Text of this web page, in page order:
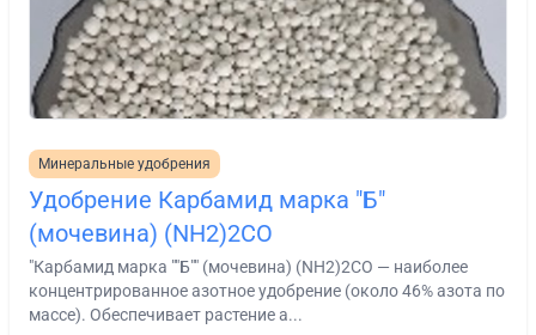
Минеральные удобрения
Удобрение Карбамид марка "Б"
(мочевина) (NH2)2CO
"Карбамид марка ""Б"" (мочевина) (NH2)2CO — наиболее
концентрированное азотное удобрение (около 46% азота по
массе). Обеспечивает растение а...